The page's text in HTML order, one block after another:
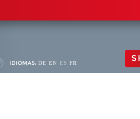
IDIOMAS: DE EN ES FR